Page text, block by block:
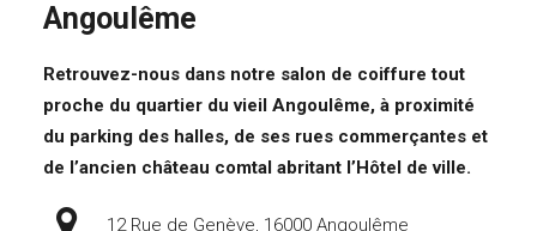
Angoulême
Retrouvez-nous dans notre salon de coiffure tout
proche du quartier du vieil Angoulême, à proximité
du parking des halles, de ses rues commerçantes et
de l’ancien château comtal abritant l’Hôtel de ville.
12 Rue de Genève, 16000 Angoulême